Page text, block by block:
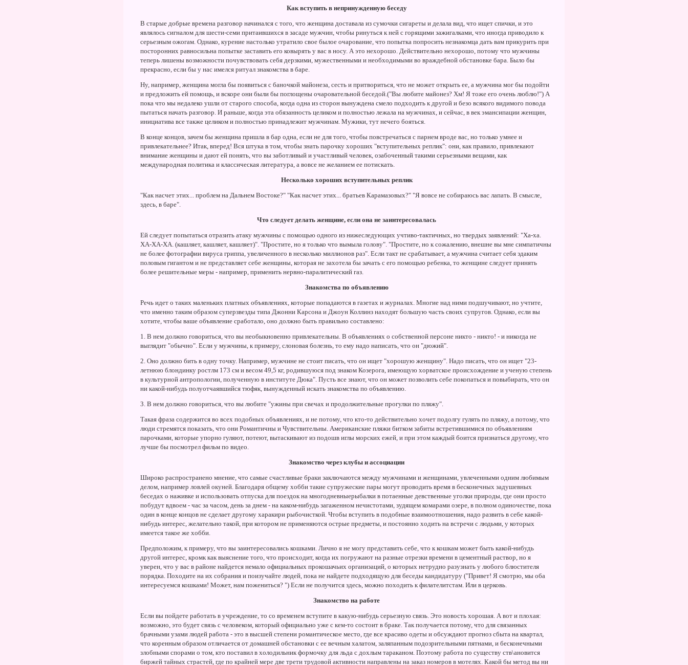
Как вступить в непринужденную беседу
В старые добрые времена разговор начинался с того, что женщина доставала из сумочки сигареты и делала вид, что ищет спички, и это
являлось сигналом для шести-семи притаившихся в засаде мужчин, чтобы ринуться к ней с горящими зажигалками, что иногда приводило к
серьезным ожогам. Однако, курение настолько утратило свое былое очарование, что попытка попросить незнакомца дать вам прикурить при
посторонних равносильна попытке заставить его ковырять у вас в носу. А это нехорошо. Действительно нехорошо, потому что мужчины
теперь лишены возможности почувствовать себя дерзкими, мужественными и необходимыми во враждебной обстановке бара. Было бы
прекрасно, если бы у нас имелся ритуал знакомства в баре.
Ну, например, женщина могла бы появиться с баночкой майонеза, сесть и притвориться, что не может открыть ее, а мужчина мог бы подойти
и предложить ей помощь, и вскоре они были бы поглощены очаровательной беседой.("Вы любите майонез? Хм! Я тоже его очень люблю!") А
пока что мы недалеко ушли от старого способа, когда одна из сторон вынуждена смело подходить к другой и безо всякого видимого повода
пытаться начать разговор. И раньше, когда эта обязанность целиком и полностью лежала на мужчинах, и сейчас, в век эмансипации женщин,
инициатива все также целиком и полностью принадлежит мужчинам. Мужики, тут нечего бояться.
В конце концов, зачем бы женщина пришла в бар одна, если не для того, чтобы повстречаться с парнем вроде вас, но только умнее и
привлекательнее? Итак, вперед! Вся штука в том, чтобы знать парочку хороших "вступительных реплик": они, как правило, привлекают
внимание женщины и дают ей понять, что вы заботливый и участливый человек, озабоченный такими серьезными вещами, как
международная политика и классическая литература, а вовсе не желанием ее потискать.
Несколько хороших вступительных реплик
"Как насчет этих... проблем на Дальнем Востоке?" "Как насчет этих... братьев Карамазовых?" "Я вовсе не собираюсь вас лапать. В смысле,
здесь, в баре".
Что следует делать женщине, если она не заинтересовалась
Ей следует попытаться отразить атаку мужчины с помощью одного из нижеследующих учтиво-тактичных, но твердых заявлений: "Ха-ха.
ХА-ХА-ХА. (кашляет, кашляет, кашляет)". "Простите, но я только что вымыла голову". "Простите, но к сожалению, внешне вы мне симпатичны
не более фотографии вируса гриппа, увеличенного в несколько миллионов раз". Если такт не срабатывает, а мужчина считает себя эдаким
половым гигантом и не представляет себе женщины, которая не захотела бы зачать с его помощью ребенка, то женщине следует принять
более решительные меры - например, применить нервно-паралитический газ.
Знакомства по объявлению
Речь идет о таких маленьких платных объявлениях, которые попадаются в газетах и журналах. Многие над ними подшучивают, но учтите,
что именно таким образом суперзвезды типа Джонни Карсона и Джоун Коллинз находят большую часть своих супругов. Однако, если вы
хотите, чтобы ваше объявление сработало, оно должно быть правильно составлено:
1. В нем должно говориться, что вы необыкновенно привлекательны. В объявлениях о собственной персоне никто - никто! - и никогда не
выглядит "обычно". Если у мужчины, к примеру, слоновая болезнь, то ему надо написать, что он "дюжий".
2. Оно должно бить в одну точку. Например, мужчине не стоит писать, что он ищет "хорошую женщину". Надо писать, что он ищет "23-
летнюю блондинку ростлм 173 см и весом 49,5 кг, родившуюся под знаком Козерога, имеющую хорватское происхождение и ученую степень
в культурной антропологии, полученную в институте Дюка". Пусть все знают, что он может позволить себе покопаться и повыбирать, что он
ни какой-нибудь полуотчаявшийся тюфяк, вынужденный искать знакомства по объявлению.
3. В нем должно говориться, что вы любите "ужины при свечах и продолжительные прогулки по пляжу".
Такая фраза содержится во всех подобных объявлениях, и не потому, что кто-то действительно хочет подолгу гулять по пляжу, а потому, что
люди стремятся показать, что они Романтичны и Чувствительны. Американские пляжи битком забиты встретившимися по объявлениям
парочками, которые упорно гуляют, потеют, вытаскивают из подошв иглы морских ежей, и при этом каждый боится признаться другому, что
лучше бы посмотрел фильм по видео.
Знакомство через клубы и ассоциации
Широко распространено мнение, что самые счастливые браки заключаются между мужчинами и женщинами, увлеченными одним любимым
делом, например ловлей окуней. Благодаря общему хобби такие супружеские пары могут проводить время в бесконечных задушевных
беседах о наживке и использовать отпуска для поездок на многодневныерыбалки в потаенные девственные уголки природы, где они просто
побудут вдвоем - час за часом, день за днем - на каком-нибудь загаженном нечистотами, зудящем комарами озере, в полном одиночестве, пока
один в конце концов не сделает другому харакири рыбочисткой. Чтобы вступить в подобные взаимоотношения, надо развить в себе какой-
нибудь интерес, желательно такой, при котором не применяются острые предметы, и постоянно ходить на встречи с людьми, у которых
имеется такое же хобби.
Предположим, к примеру, что вы заинтересовались кошками. Лично я не могу представить себе, что к кошкам может быть какой-нибудь
другой интерес, кромк как выяснение того, что происходит, когда их погружают на разные отрезки времени в цементный раствор, но я
уверен, что у вас в районе найдется немало официальных прокошачьих организаций, о которых нетрудно разузнать у любого блюстителя
порядка. Походите на их собрания и поизучайте людей, пока не найдете подходящую для беседы кандидатуру ("Привет! Я смотрю, мы оба
интересуемся кошками! Может, нам пожениться? ") Если не получится здесь, можно походить к филателитстам. Или в церковь.
Знакомство на работе
Если вы пойдете работать в учреждение, то со временем вступите в какую-нибудь серьезную связь. Это новость хорошая. А вот и плохая:
возможно, это будет связь с человеком, который официально уже с кем-то состоит в браке. Так получается потому, что для связанных
брачными узами людей работа - это в высшей степени романтическое место, где все красиво одеты и обсуждают прогноз сбыта на квартал,
что коренным образом отличается от домашней обстановки с ее вечным халатом, заляпанным подозрительными пятнами, и бесконечными
злобными спорами о том, кто поставил в холодильник формочку для льда с дохлым тараканом. Поэтому работа по существу ств\ановится
биржей тайных страстей, где по крайней мере две трети трудовой активности направлены на заказ номеров в мотелях. Какой бы метод вы ни